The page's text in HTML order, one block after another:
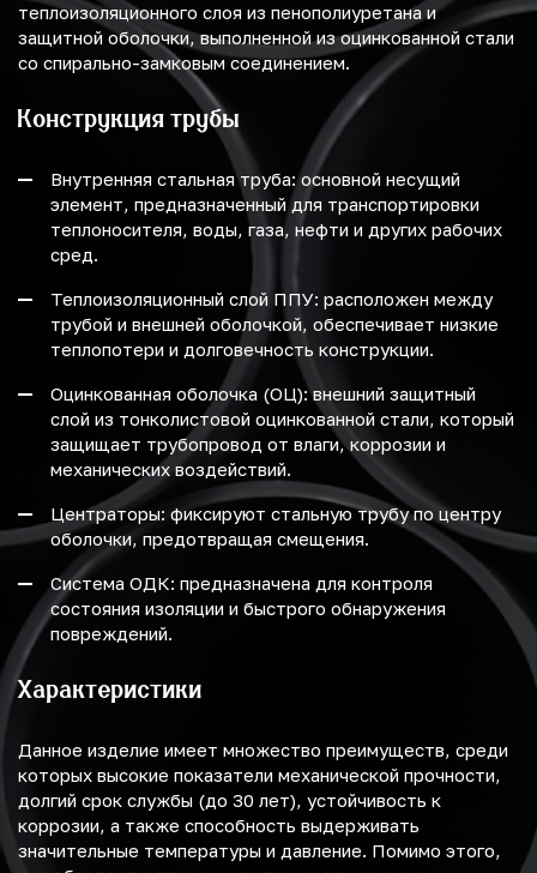
теплоизоляционного слоя из пенополиуретана и
защитной оболочки, выполненной из оцинкованной стали
со спирально-замковым соединением.
Конструкция трубы
Внутренняя стальная труба: основной несущий
элемент, предназначенный для транспортировки
теплоносителя, воды, газа, нефти и других рабочих
сред.
Теплоизоляционный слой ППУ: расположен между
трубой и внешней оболочкой, обеспечивает низкие
теплопотери и долговечность конструкции.
Оцинкованная оболочка (ОЦ): внешний защитный
слой из тонколистовой оцинкованной стали, который
защищает трубопровод от влаги, коррозии и
механических воздействий.
Центраторы: фиксируют стальную трубу по центру
оболочки, предотвращая смещения.
Система ОДК: предназначена для контроля
состояния изоляции и быстрого обнаружения
повреждений.
Характеристики
Данное изделие имеет множество преимуществ, среди
которых высокие показатели механической прочности,
долгий срок службы (до 30 лет), устойчивость к
коррозии, а также способность выдерживать
значительные температуры и давление. Помимо этого,